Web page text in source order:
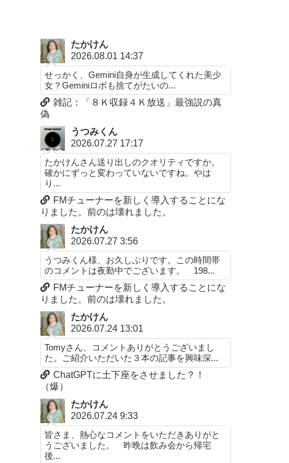
たかけん
2026.08.01 14:37
せっかく、Gemini自身が生成してくれた美少
女？Geminiロボも捨てがたいの...
雑記：「８Ｋ収録４Ｋ放送」最強説の真
偽
うつみくん
2026.07.27 17:17
たかけんさん送り出しのクオリティですか。
確かにずっと変わっていないですね。やは
り...
FMチューナーを新しく導入することにな
りました。前のは壊れました。
たかけん
2026.07.27 3:56
うつみくん様、お久しぶりです。この時間帯
のコメントは夜勤中でございます。 198...
FMチューナーを新しく導入することにな
りました。前のは壊れました。
たかけん
2026.07.24 13:01
Tomyさん、コメントありがとうございまし
た。ご紹介いただいた３本の記事を興味深...
ChatGPTに土下座をさせました？！
（爆）
たかけん
2026.07.24 9:33
皆さま、熱心なコメントをいただきありがと
うございました。 昨晩は飲み会から帰宅
後...